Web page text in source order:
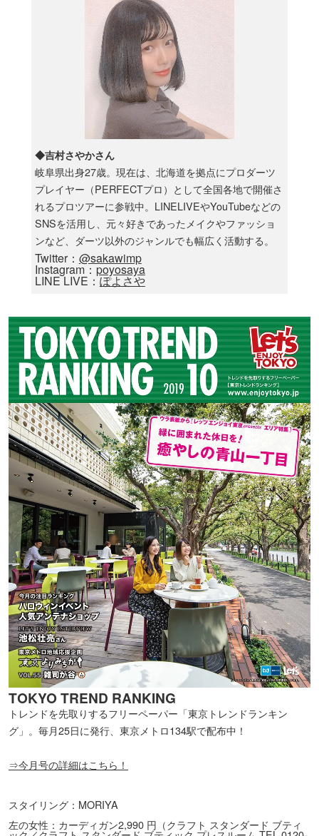
◆吉村さやかさん
岐阜県出身27歳。現在は、北海道を拠点にプロダーツ
プレイヤー（PERFECTプロ）として全国各地で開催さ
れるプロツアーに参戦中。LINELIVEやYouTubeなどの
SNSを活用し、元々好きであったメイクやファッショ
ンなど、ダーツ以外のジャンルでも幅広く活動する。
Twitter： @sakawimp
Instagram：poyosaya
LINE LIVE：ぽよさや
TOKYO TREND RANKING
トレンドを先取りするフリーペーパー「東京トレンドランキン
グ」。毎月25日に発行、東京メトロ134駅で配布中！
⇒今月号の詳細はこちら！
スタイリング：MORIYA
左の女性：カーディガン2,990 円（クラフト スタンダード ブティ